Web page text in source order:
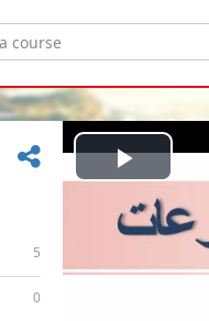
5
0
Play
Video